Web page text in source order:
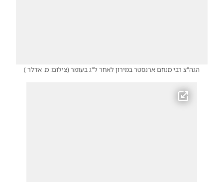
הגה"צ רבי מנחם ארנסטר במירון לאחר ל"ג בעומר(צילום: מ. אדלר )